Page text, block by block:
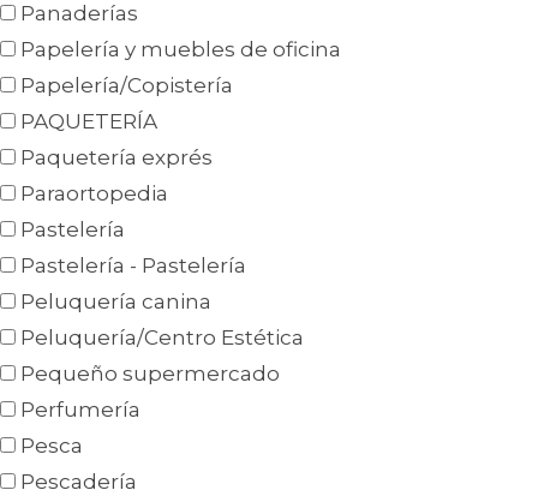
Panaderías
Papelería y muebles de oficina
Papelería/Copistería
PAQUETERÍA
Paquetería exprés
Paraortopedia
Pastelería
Pastelería - Pastelería
Peluquería canina
Peluquería/Centro Estética
Pequeño supermercado
Perfumería
Pesca
Pescadería